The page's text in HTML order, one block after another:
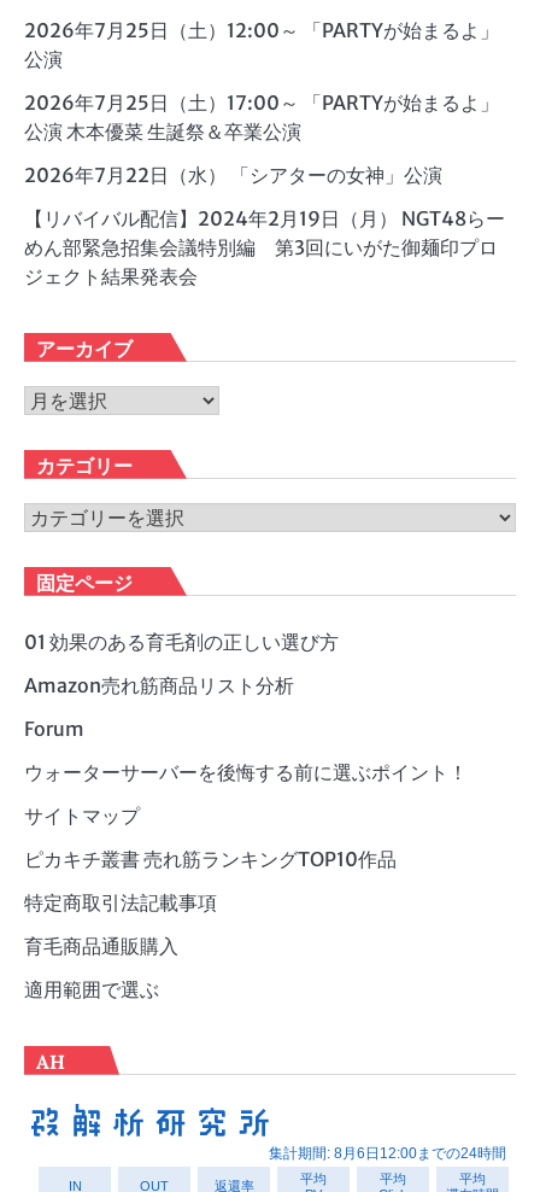
2026年7月25日（土）12:00～ 「PARTYが始まるよ」
公演
2026年7月25日（土）17:00～ 「PARTYが始まるよ」
公演 木本優菜 生誕祭＆卒業公演
2026年7月22日（水） 「シアターの女神」公演
【リバイバル配信】2024年2月19日（月） NGT48らー
めん部緊急招集会議特別編 第3回にいがた御麺印プロ
ジェクト結果発表会
アーカイブ
ア
カ
イ
ブ
カテゴリー
カ
ゴ
リ
ー
固定ページ
01 効果のある育毛剤の正しい選び方
Amazon売れ筋商品リスト分析
Forum
ウォーターサーバーを後悔する前に選ぶポイント！
サイトマップ
ピカキチ叢書 売れ筋ランキングTOP10作品
特定商取引法記載事項
育毛商品通販購入
適用範囲で選ぶ
AH